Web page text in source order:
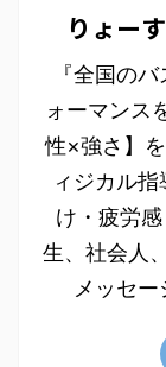
りょー
『全国の
ォーマンス
性×強さ】
ィジカル
け・疲労
生、社会人
メッセ